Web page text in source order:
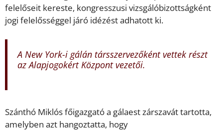
felelőseit kereste, kongresszusi vizsgálóbizottságként
jogi felelősséggel járó idézést adhatott ki.
A New York-i gálán társszervezőként vettek részt
az Alapjogokért Központ vezetői.
Szánthó Miklós főigazgató a gálaest zárszavát tartotta,
amelyben azt hangoztatta, hogy